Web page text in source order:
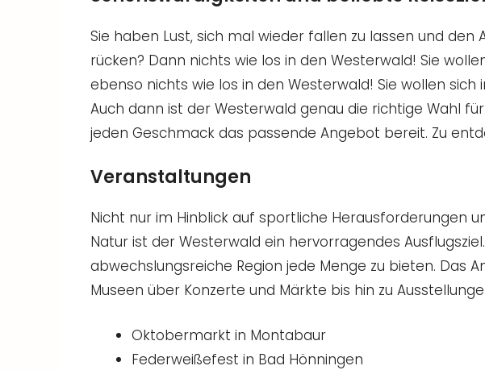
Sie haben Lust, sich mal wieder fallen zu lassen und den
rücken? Dann nichts wie los in den Westerwald! Sie
ebenso nichts wie los in den Westerwald! Sie wollen sich
Auch dann ist der Westerwald genau die richtige Wahl
jeden Geschmack das passende Angebot bereit. Zu
Veranstaltungen
Nicht nur im Hinblick auf sportliche Herausforderungen
Natur ist der Westerwald ein hervorragendes
abwechslungsreiche Region jede Menge zu bieten. Das
Museen über Konzerte und Märkte bis hin zu
Oktobermarkt in Montabaur
Federweißefest in Bad Hönningen